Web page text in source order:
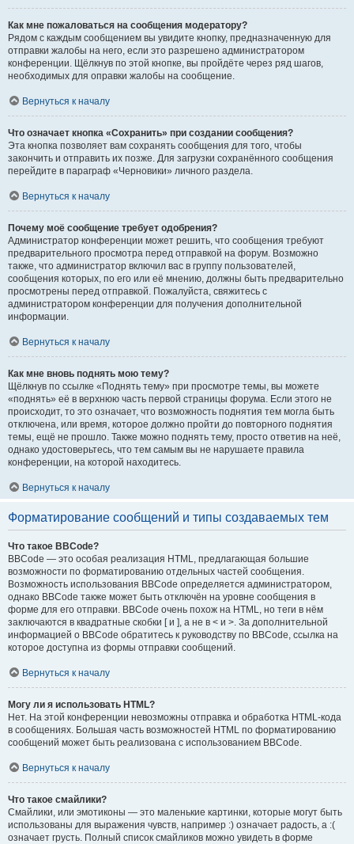
Как мне пожаловаться на сообщения модератору?
Рядом с каждым сообщением вы увидите кнопку, предназначенную для
отправки жалобы на него, если это разрешено администратором
конференции. Щёлкнув по этой кнопке, вы пройдёте через ряд шагов,
необходимых для оправки жалобы на сообщение.
Вернуться к началу
Что означает кнопка «Сохранить» при создании сообщения?
Эта кнопка позволяет вам сохранять сообщения для того, чтобы
закончить и отправить их позже. Для загрузки сохранённого сообщения
перейдите в параграф «Черновики» личного раздела.
Вернуться к началу
Почему моё сообщение требует одобрения?
Администратор конференции может решить, что сообщения требуют
предварительного просмотра перед отправкой на форум. Возможно
также, что администратор включил вас в группу пользователей,
сообщения которых, по его или её мнению, должны быть предварительно
просмотрены перед отправкой. Пожалуйста, свяжитесь с
администратором конференции для получения дополнительной
информации.
Вернуться к началу
Как мне вновь поднять мою тему?
Щёлкнув по ссылке «Поднять тему» при просмотре темы, вы можете
«поднять» её в верхнюю часть первой страницы форума. Если этого не
происходит, то это означает, что возможность поднятия тем могла быть
отключена, или время, которое должно пройти до повторного поднятия
темы, ещё не прошло. Также можно поднять тему, просто ответив на неё,
однако удостоверьтесь, что тем самым вы не нарушаете правила
конференции, на которой находитесь.
Вернуться к началу
Форматирование сообщений и типы создаваемых тем
Что такое BBCode?
BBCode — это особая реализация HTML, предлагающая большие
возможности по форматированию отдельных частей сообщения.
Возможность использования BBCode определяется администратором,
однако BBCode также может быть отключён на уровне сообщения в
форме для его отправки. BBCode очень похож на HTML, но теги в нём
заключаются в квадратные скобки [ и ], а не в < и >. За дополнительной
информацией о BBCode обратитесь к руководству по BBCode, ссылка на
которое доступна из формы отправки сообщений.
Вернуться к началу
Могу ли я использовать HTML?
Нет. На этой конференции невозможны отправка и обработка HTML-кода
в сообщениях. Большая часть возможностей HTML по форматированию
сообщений может быть реализована с использованием BBCode.
Вернуться к началу
Что такое смайлики?
Смайлики, или эмотиконы — это маленькие картинки, которые могут быть
использованы для выражения чувств, например :) означает радость, а :(
означает грусть. Полный список смайликов можно увидеть в форме